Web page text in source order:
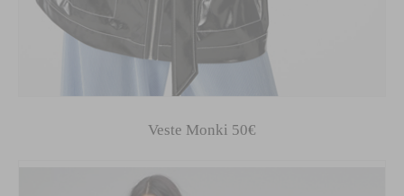
Veste Monki 50€